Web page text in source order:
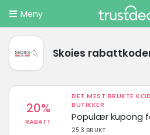
Meny
Skoies
20%
RABATT
DET MEST BRUKTE
BUTIKKER
Populær kupong
253 BRUKT